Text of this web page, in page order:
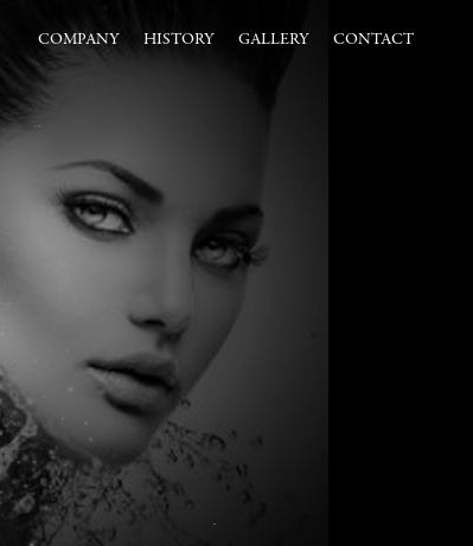
COMPANY HISTORY GALLERY CONTACT